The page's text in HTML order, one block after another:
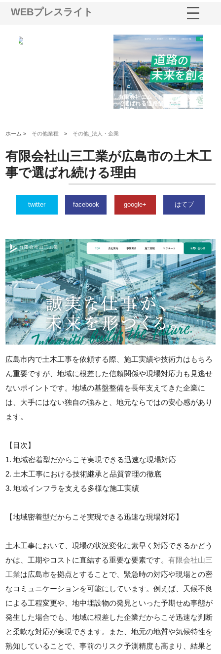
WEBプレスライト
有限会社エム・ビルドが南多摩
で選ばれる道路舗装と土木工事
の実力
ホーム > その他業種 > その他_法人・企業
有限会社山三工業が広島市の土木工
事で選ばれ続ける理由
twitter facebook google+ はてブ
広島市内で土木工事を依頼する際、施工実績や技術力はもちろ
ん重要ですが、地域に根差した信頼関係や現場対応力も見逃せ
ないポイントです。地域の基盤整備を長年支えてきた企業に
は、大手にはない独自の強みと、地元ならではの安心感があり
ます。
【目次】
1. 地域密着型だからこそ実現できる迅速な現場対応
2. 土木工事における技術継承と品質管理の徹底
3. 地域インフラを支える多様な施工実績
【地域密着型だからこそ実現できる迅速な現場対応】
土木工事において、現場の状況変化に素早く対応できるかどう
かは、工期やコストに直結する重要な要素です。有限会社山三
工業は広島市を拠点とすることで、緊急時の対応や現場との密
なコミュニケーションを可能にしています。例えば、天候不良
による工程変更や、地中埋設物の発見といった予期せぬ事態が
発生した場合でも、地域に根差した企業だからこそ迅速な判断
と柔軟な対応が実現できます。また、地元の地質や気候特性を
熟知していることで、事前のリスク予測精度も高まり、結果と